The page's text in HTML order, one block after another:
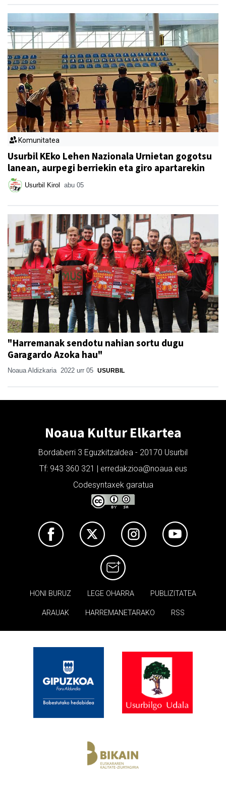
Komunitatea
Usurbil KEko Lehen Nazionala Urnietan gogotsu
lanean, aurpegi berriekin eta giro apartarekin
Usurbil Kirol abu 05
"Harremanak sendotu nahian sortu dugu
Garagardo Azoka hau"
Noaua Aldizkaria 2022 urr 05 USURBIL
Noaua Kultur Elkartea
Bordaberri 3 Eguzkitzaldea - 20170 Usurbil
Tf: 943 360 321 | erredakzioa@noaua.eus
Codesyntaxek garatua
HONI BURUZ LEGE OHARRA PUBLIZITATEA
ARAUAK HARREMANETARAKO RSS